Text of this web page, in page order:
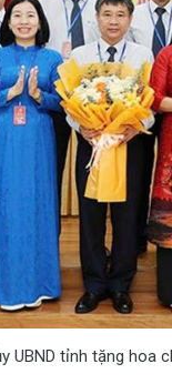
UBND tỉnh tặng hoa